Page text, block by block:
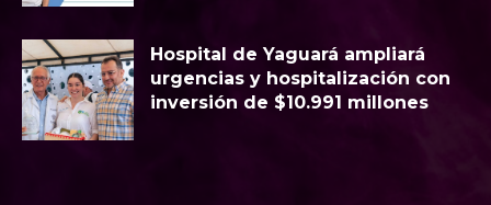
Hospital de Yaguará ampliará
urgencias y hospitalización con
inversión de $10.991 millones